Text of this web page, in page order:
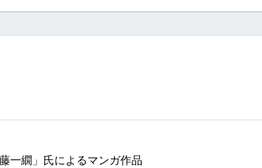
一繝」氏によるマンガ作品